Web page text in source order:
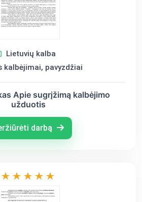
Lietuvių kalba
kalbėjimai, pavyzdžiai
Apie sugrįžimą kalbėjimo
užduotis
darbą